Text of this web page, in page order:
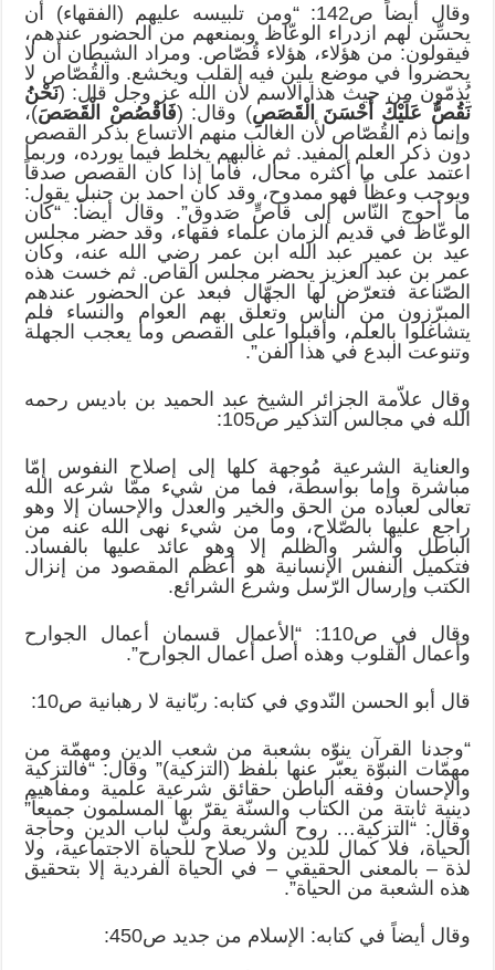
وقال أيضاً ص142: “ومن تلبيسه عليهم (الفقهاء) أن
يحسِّن لهم ازدراء الوعّاظ وبمنعهم من الحضور عندهم،
فيقولون: من هؤلاء، هؤلاء قُصّاص. ومراد الشيطان أن لا
يحضروا في موضع يلين فيه القلب ويخشع. والقُصّاص لا
يُذمّون من حيث هذا الاسم لأن الله عز وجل قال: (نَحْنُ
نَقُصُّ عَلَيْكَ أَحْسَنَ الْقَصَصِ) وقال: (فَاقْصُصْ الْقَصَصَ)،
وإنما ذم القُصّاص لأن الغالب منهم الاتساع بذكر القصص
دون ذكر العلم المفيد. ثم غالبهم يخلط فيما يورده، وربما
اعتمد على ما أكثره محال، فأما إذا كان القصص صدقاً
ويوجب وعظاً فهو ممدوح، وقد كان احمد بن حنبل يقول:
ما أحوج النّاس إلى قاصٍّ صَدوق”. وقال أيضاً: “كان
الوعّاظ في قديم الزمان علماء فقهاء، وقد حضر مجلس
عيد بن عمير عبد الله ابن عمر رضي الله عنه، وكان
عمر بن عبد العزيز يحضر مجلس القاص. ثم خست هذه
الصّناعة فتعرّض لها الجهّال فبعد عن الحضور عندهم
المبرّزون من الناس وتعلق بهم العوام والنساء فلم
يتشاغلوا بالعلم، وأقبلوا على القصص وما يعجب الجهلة
وتنوعت البدع في هذا الفن”.
وقال علاّمة الجزائر الشيخ عبد الحميد بن باديس رحمه
الله في مجالس التذكير ص105:
والعناية الشرعية مُوجهة كلها إلى إصلاح النفوس إمّا
مباشرة وإما بواسطة، فما من شيء ممّا شرعه الله
تعالى لعباده من الحق والخير والعدل والإحسان إلا وهو
راجع عليها بالصّلاح، وما من شيء نهى الله عنه من
الباطل والشر والظلم إلا وهو عائد عليها بالفساد.
فتكميل النفس الإنسانية هو أعظم المقصود من إنزال
الكتب وإرسال الرّسل وشرع الشرائع.
وقال في ص110: “الأعمال قسمان أعمال الجوارح
وأعمال القلوب وهذه أصل أعمال الجوارح”.
قال أبو الحسن النّدوي في كتابه: ربّانية لا رهبانية ص10:
“وجدنا القرآن ينوّه بشعبة من شعب الدين ومهمّة من
مهمّات النبوّة يعبّر عنها بلفظ (التزكية)” وقال: “فالتزكية
والإحسان وفقه الباطن حقائق شرعية علمية ومفاهيم
دينية ثابتة من الكتاب والسنّة يقرّ بها المسلمون جميعاً”
وقال: “التزكية… روح الشريعة ولبّ لباب الدين وحاجة
الحياة، فلا كمال للدين ولا صلاح للحياة الاجتماعية، ولا
لذة – بالمعنى الحقيقي – في الحياة الفردية إلا بتحقيق
هذه الشعبة من الحياة”.
وقال أيضاً في كتابه: الإسلام من جديد ص450: